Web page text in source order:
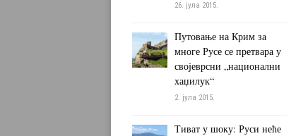
26. јула 2015.
Путовање на Крим за
многе Русе се претвара у
својеврсни „национални
хаџилук“
2. јула 2015.
Тиват у шоку: Руси неће